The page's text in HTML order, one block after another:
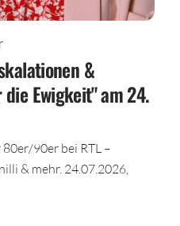
&
Ewigkeit" am 24.
90er bei RTL –
& mehr. 24.07.2026,